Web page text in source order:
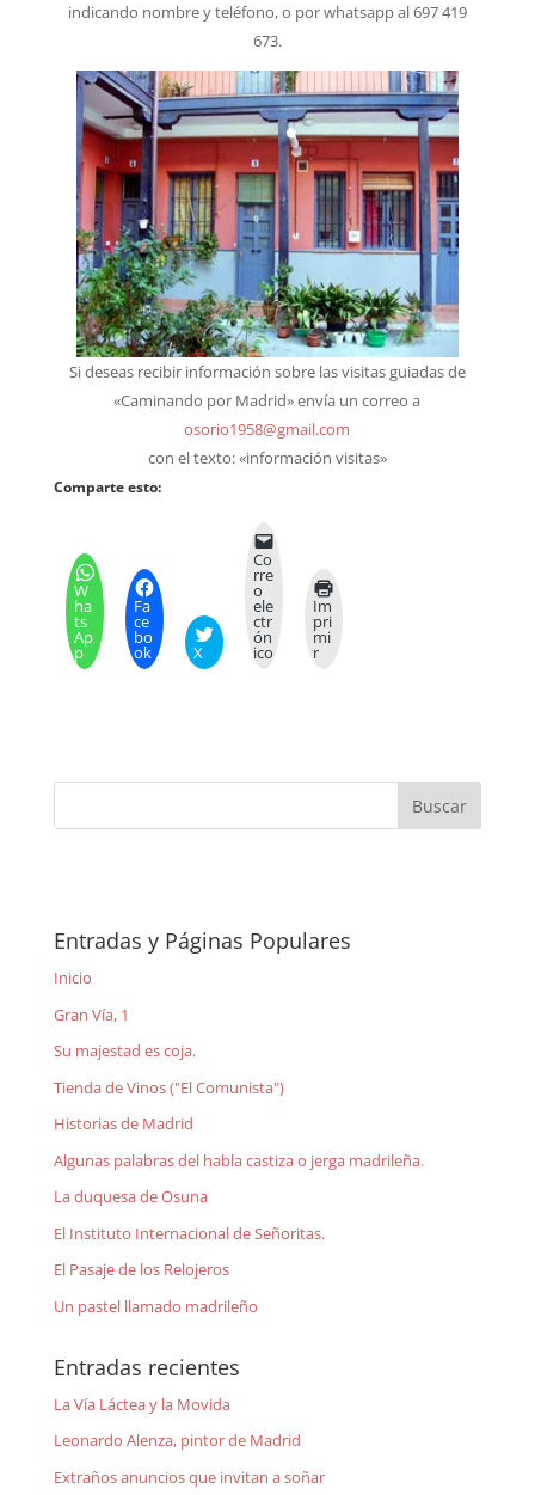
indicando nombre y teléfono, o por whatsapp al 697 419
673.
Si deseas recibir información sobre las visitas guiadas de
«Caminando por Madrid» envía un correo a
osorio1958@gmail.com
con el texto: «información visitas»
Comparte esto:
W
ha
ts
Ap
p
Fa
ce
bo
ok X
Co
rre
o
ele
ctr
ón
ico
Im
pri
mi
r
Entradas y Páginas Populares
Inicio
Gran Vía, 1
Su majestad es coja.
Tienda de Vinos ("El Comunista")
Historias de Madrid
Algunas palabras del habla castiza o jerga madrileña.
La duquesa de Osuna
El Instituto Internacional de Señoritas.
El Pasaje de los Relojeros
Un pastel llamado madrileño
Entradas recientes
La Vía Láctea y la Movida
Leonardo Alenza, pintor de Madrid
Extraños anuncios que invitan a soñar